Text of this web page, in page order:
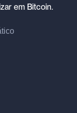
em Bitcoin.